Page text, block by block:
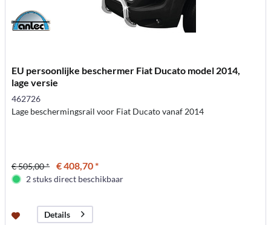
EU persoonlijke beschermer Fiat Ducato model 2014,
lage versie
462726
Lage beschermingsrail voor Fiat Ducato vanaf 2014
€ 505,00 * € 408,70 *
2 stuks direct beschikbaar
Details